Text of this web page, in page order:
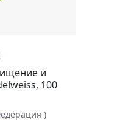
и
100
)